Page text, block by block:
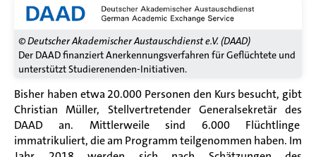
© Deutscher Akademischer Austauschdienst e.V. (DAAD)
Der DAAD finanziert Anerkennungsverfahren für Geflüchtete und
unterstützt Studierenenden-Initiativen.
Bisher haben etwa 20.000 Personen den Kurs besucht, gibt
Christian Müller, Stellvertretender Generalsekretär des
DAAD an. Mittlerweile sind 6.000 Flüchtlinge
immatrikuliert, die am Programm teilgenommen haben. Im